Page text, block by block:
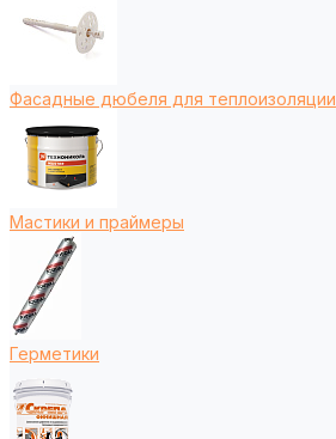
Фасадные дюбеля для теплоизоляции
Мастики и праймеры
Герметики